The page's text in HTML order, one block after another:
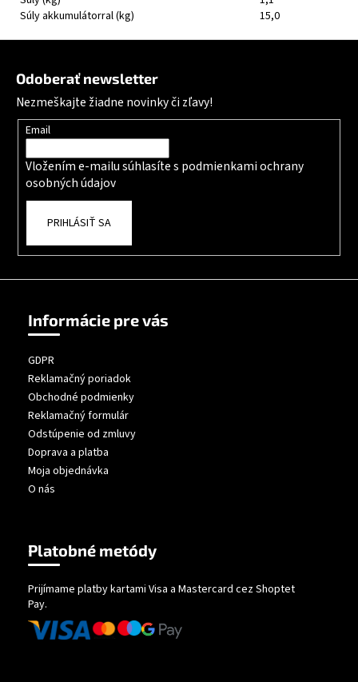
Súly akkumulátorral (kg)
15,0
Odoberať newsletter
Nezmeškajte žiadne novinky či zľavy!
Email
Vložením e-mailu súhlasíte s podmienkami ochrany
osobných údajov
PRIHLÁSIŤ SA
Informácie pre vás
GDPR
Reklamačný poriadok
Obchodné podmienky
Reklamačný formulár
Odstúpenie od zmluvy
Doprava a platba
Moja objednávka
O nás
Platobné metódy
Prijímame platby kartami Visa a Mastercard cez Shoptet
Pay.